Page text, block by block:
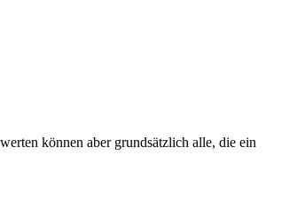
können aber grundsätzlich alle, die ein